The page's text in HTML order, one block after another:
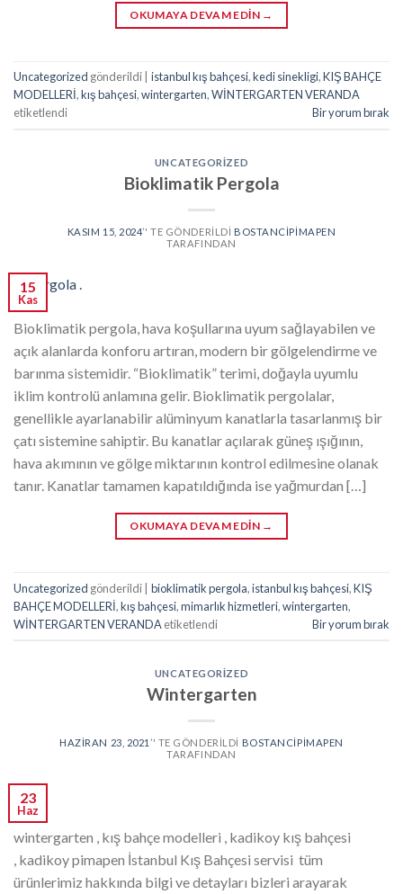
OKUMAYA DEVAM EDIN →
Uncategorized gönderildi istanbul kış bahçesi,kedi sinekligi,KIŞ BAHÇE
MODELLERİ,kış bahçesi,wintergarten,WİNTERGARTEN VERANDA
etiketlendi
Bir yorum bırak
UNCATEGORIZED
Bioklimatik Pergola
KASIM 15, 2024’' TE GÖNDERILDI BOSTANCIPIMAPEN
TARAFINDAN
15
Kas
Bioklimatik pergola, hava koşullarına uyum sağlayabilen ve
açık alanlarda konforu artıran, modern bir gölgelendirme ve
barınma sistemidir. “Bioklimatik” terimi, doğayla uyumlu
iklim kontrolü anlamına gelir. Bioklimatik pergolalar,
genellikle ayarlanabilir alüminyum kanatlarla tasarlanmış bir
çatı sistemine sahiptir. Bu kanatlar açılarak güneş ışığının,
hava akımının ve gölge miktarının kontrol edilmesine olanak
tanır. Kanatlar tamamen kapatıldığında ise yağmurdan […]
OKUMAYA DEVAM EDIN →
Uncategorized gönderildi| bioklimatik pergola,istanbul kış bahçesi,KIŞ
BAHÇE MODELLERİ,kış bahçesi,mimarlık hizmetleri,wintergarten,
WİNTERGARTEN VERANDA etiketlendi Bir yorum bırak
UNCATEGORIZED
Wintergarten
HAZIRAN 23, 2021 ’' TE GÖNDERILDI BOSTANCIPIMAPEN
TARAFINDAN
23
Haz
wintergarten , kış bahçe modelleri , kadikoy kış bahçesi
, kadikoy pimapen İstanbul Kış Bahçesi servisi tüm
ürünlerimiz hakkında bilgi ve detayları bizleri arayarak